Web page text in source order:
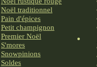
Noël traditionnel
Pain d'épices
Petit champignon
Premier Noël
S'mores
Snowpinions
Soldes